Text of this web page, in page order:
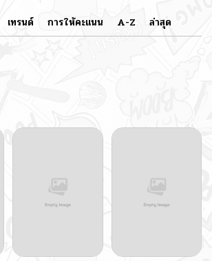
เทรนด์ การให้คะแนน A-Z ล่าสุด